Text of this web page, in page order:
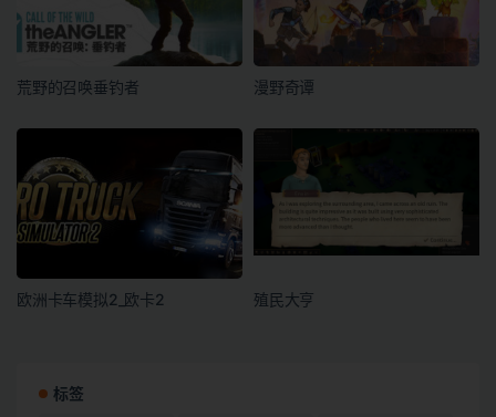
荒野的召唤垂钓者 漫野奇谭
欧洲卡车模拟2_欧卡2 殖民大亨
标签